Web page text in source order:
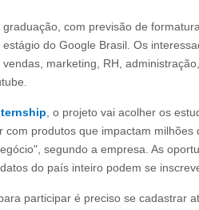
com previsão de
do Google Brasil. Os
marketing, RH,
, o projeto vai acolher os
produtos que impactam milhões
segundo a empresa. As
do país inteiro podem se
participar é preciso se cadastrar